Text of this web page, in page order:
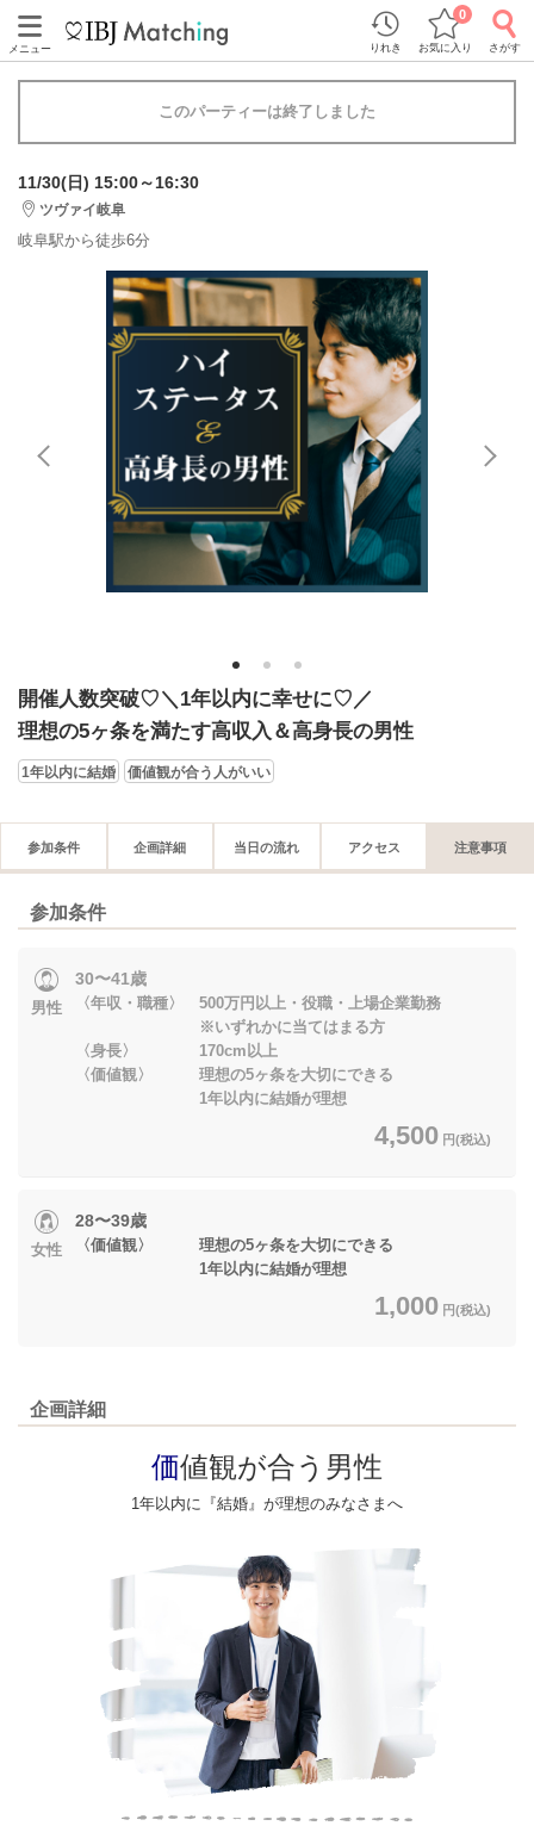
メニュー りれき お気に入り
0
さがす
このパーティーは終了しました
11/30(日) 15:00～16:30
ツヴァイ岐阜
岐阜駅から徒歩6分
1 2 3
開催人数突破♡＼1年以内に幸せに♡／
理想の5ヶ条を満たす高収入＆高身長の男性
1年以内に結婚 価値観が合う人がいい
参加条件 企画詳細 当日の流れ アクセス 注意事項
参加条件
男性
30〜41歳
〈年収・職種〉 500万円以上・役職・上場企業勤務
※いずれかに当てはまる方
〈身長〉 170cm以上
〈価値観〉 理想の5ヶ条を大切にできる
1年以内に結婚が理想
4,500 円(税込)
女性
28〜39歳
〈価値観〉 理想の5ヶ条を大切にできる
1年以内に結婚が理想
1,000 円(税込)
企画詳細
価値観が合う男性
1年以内に『結婚』が理想のみなさまへ